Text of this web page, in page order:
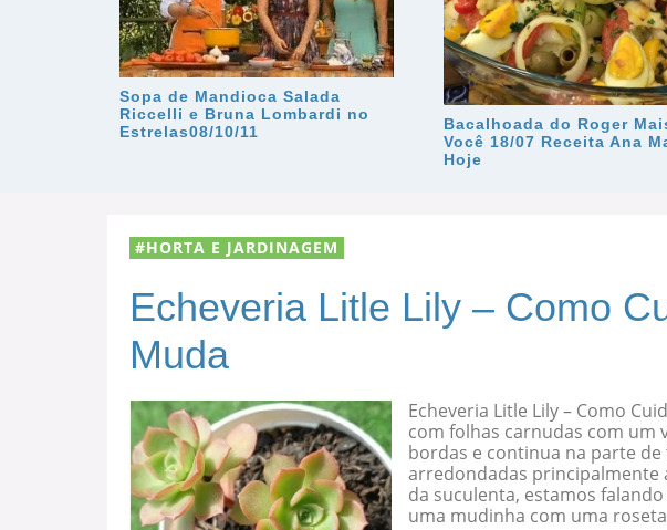
Sopa de Mandioca Salada
Riccelli e Bruna Lombardi no
Estrelas08/10/11
Bacalhoada do Roger
Você 18/07 Receita Ana
Hoje
HORTA E JARDINAGEM
Echeveria Litle Lily – Como
Muda
Echeveria Litle Lily – Como
com folhas carnudas com um
bordas e continua na parte
arredondadas principalmente
da suculenta, estamos
uma mudinha com uma